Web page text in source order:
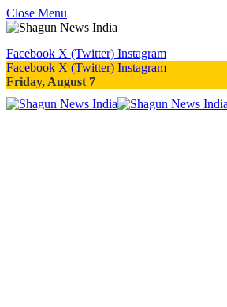
Close Menu
Facebook X (Twitter) Instagram
Facebook X (Twitter) Instagram
Friday, August 7